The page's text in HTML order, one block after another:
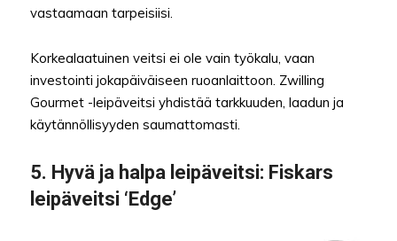
vastaamaan tarpeisiisi.
Korkealaatuinen veitsi ei ole vain työkalu, vaan
investointi jokapäiväiseen ruoanlaittoon. Zwilling
Gourmet -leipäveitsi yhdistää tarkkuuden, laadun ja
käytännöllisyyden saumattomasti.
5. Hyvä ja halpa leipäveitsi: Fiskars
leipäveitsi ‘Edge’